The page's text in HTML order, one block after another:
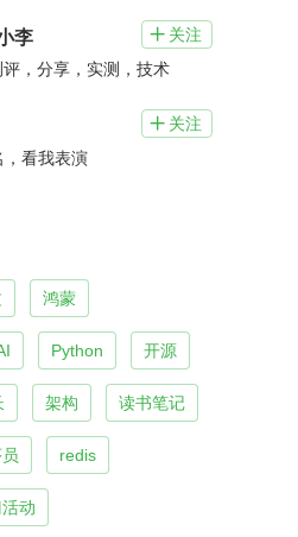
李  关注
，分享，实测，技术
 关注
，看我表演
鸿蒙
Python 开源
架构 读书笔记
redis
动